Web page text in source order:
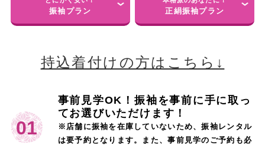
振袖プラン 正絹振袖プラン
持込着付けの方はこちら
01
事前見学OK！振袖を事前に手に取っ
てお選びいただけます！
※店舗に振袖を在庫していないため、振袖レンタル
は要予約となります。また、事前見学のご予約も必